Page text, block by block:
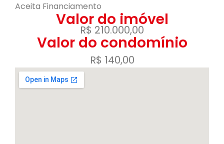
Aceita Financiamento
Valor do imóvel
R$ 210.000,00
Valor do condomínio
R$ 140,00